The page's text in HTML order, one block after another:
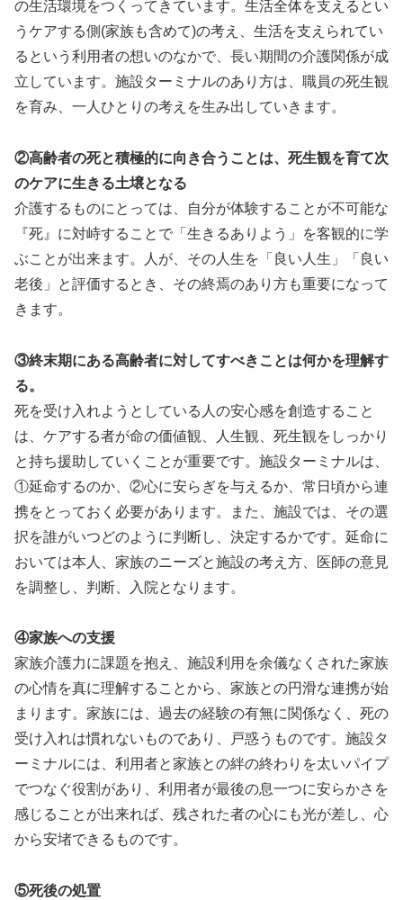
の生活環境をつくってきています。生活全体を支えるとい
うケアする側(家族も含めて)の考え、生活を支えられてい
るという利用者の想いのなかで、長い期間の介護関係が成
立しています。施設ターミナルのあり方は、職員の死生観
を育み、一人ひとりの考えを生み出していきます。
②高齢者の死と積極的に向き合うことは、死生観を育て次
のケアに生きる土壌となる
介護するものにとっては、自分が体験することが不可能な
『死』に対峙することで「生きるありよう」を客観的に学
ぶことが出来ます。人が、その人生を「良い人生」「良い
老後」と評価するとき、その終焉のあり方も重要になって
きます。
③終末期にある高齢者に対してすべきことは何かを理解す
る。
死を受け入れようとしている人の安心感を創造すること
は、ケアする者が命の価値観、人生観、死生観をしっかり
と持ち援助していくことが重要です。施設ターミナルは、
①延命するのか、②心に安らぎを与えるか、常日頃から連
携をとっておく必要があります。また、施設では、その選
択を誰がいつどのように判断し、決定するかです。延命に
おいては本人、家族のニーズと施設の考え方、医師の意見
を調整し、判断、入院となります。
④家族への支援
家族介護力に課題を抱え、施設利用を余儀なくされた家族
の心情を真に理解することから、家族との円滑な連携が始
まります。家族には、過去の経験の有無に関係なく、死の
受け入れは慣れないものであり、戸惑うものです。施設タ
ーミナルには、利用者と家族との絆の終わりを太いパイプ
でつなぐ役割があり、利用者が最後の息一つに安らかさを
感じることが出来れば、残された者の心にも光が差し、心
から安堵できるものです。
⑤死後の処置